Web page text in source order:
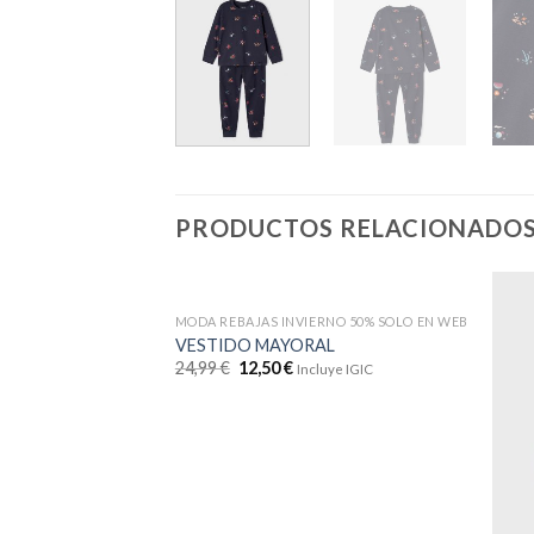
PRODUCTOS
MODA REBAJAS INVIERNO 50% SOLO EN WEB
VESTIDO MAYORAL
24,99€ 12,50€ Incluye IGIC